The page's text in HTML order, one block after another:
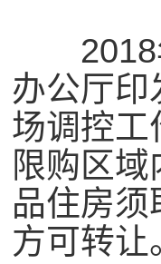
2018
办公厅印
场调控工
限购区
品住房
方可转让